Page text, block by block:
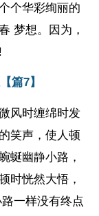
个华彩绚丽的
梦想。因为，
篇7】
风时缠绵时发
笑声，使人顿
蜒幽静小路，
时恍然大悟，
一样没有终点